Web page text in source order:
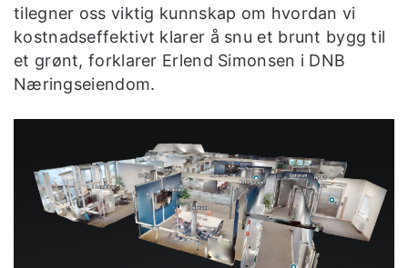
tilegner oss viktig kunnskap om hvordan vi
kostnadseffektivt klarer å snu et brunt bygg til
et grønt, forklarer Erlend Simonsen i DNB
Næringseiendom.